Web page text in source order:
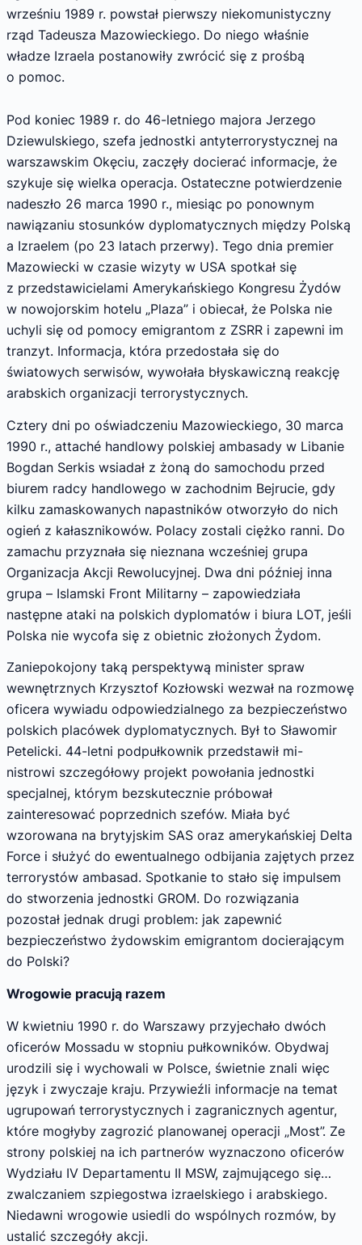
wrześniu 1989 r. powstał pierwszy niekomunistyczny
rząd Tadeusza Mazowieckiego. Do niego właśnie
władze Izraela postanowiły zwrócić się z prośbą
o pomoc.
Pod koniec 1989 r. do 46-letniego majora Jerzego
Dziewulskiego, szefa jednostki antyterrorystycznej na
warszawskim Okęciu, zaczęły docierać informacje, że
szykuje się wielka operacja. Ostateczne potwierdzenie
nadeszło 26 marca 1990 r., miesiąc po ponownym
nawiązaniu stosunków dyplomatycznych między Polską
a Izraelem (po 23 latach przerwy). Tego dnia premier
Mazowiecki w czasie wizyty w USA spotkał się
z przedstawicielami Amerykańskiego Kongresu Żydów
w nowojorskim hotelu „Plaza” i obiecał, że Polska nie
uchyli się od pomocy emigrantom z ZSRR i zapewni im
tranzyt. Informacja, która przedostała się do
światowych serwisów, wywołała błyskawiczną reakcję
arabskich organizacji terrorystycznych.
Cztery dni po oświadczeniu Mazowieckiego, 30 marca
1990 r., attaché handlowy polskiej ambasady w Libanie
Bogdan Serkis wsiadał z żoną do samochodu przed
biurem radcy handlowego w zachodnim Bejrucie, gdy
kilku zamaskowanych napastników otworzyło do nich
ogień z kałasznikowów. Polacy zostali ciężko ranni. Do
zamachu przyznała się nieznana wcześniej grupa
Organizacja Akcji Rewolucyjnej. Dwa dni później inna
grupa – Islamski Front Militarny – zapowiedziała
następne ataki na polskich dyplomatów i biura LOT, jeśli
Polska nie wycofa się z obietnic złożonych Żydom.
Zaniepokojony taką perspektywą minister spraw
wewnętrznych Krzysztof Kozłowski wezwał na rozmowę
oficera wywiadu odpowiedzialnego za bezpieczeństwo
polskich placówek dyplomatycznych. Był to Sławomir
Petelicki. 44-letni podpułkownik przedstawił mi-
nistrowi szczegółowy projekt powołania jednostki
specjalnej, którym bezskutecznie próbował
zainteresować poprzednich szefów. Miała być
wzorowana na brytyjskim SAS oraz amerykańskiej Delta
Force i służyć do ewentualnego odbijania zajętych przez
terrorystów ambasad. Spotkanie to stało się impulsem
do stworzenia jednostki GROM. Do rozwiązania
pozostał jednak drugi problem: jak zapewnić
bezpieczeństwo żydowskim emigrantom docierającym
do Polski?
Wrogowie pracują razem
W kwietniu 1990 r. do Warszawy przyjechało dwóch
oficerów Mossadu w stopniu pułkowników. Obydwaj
urodzili się i wychowali w Polsce, świetnie znali więc
język i zwyczaje kraju. Przywieźli informacje na temat
ugrupowań terrorystycznych i zagranicznych agentur,
które mogłyby zagrozić planowanej operacji „Most”. Ze
strony polskiej na ich partnerów wyznaczono oficerów
Wydziału IV Departamentu II MSW, zajmującego się…
zwalczaniem szpiegostwa izraelskiego i arabskiego.
Niedawni wrogowie usiedli do wspólnych rozmów, by
ustalić szczegóły akcji.